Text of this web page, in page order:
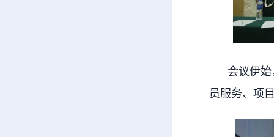
会议伊始
员服务、项